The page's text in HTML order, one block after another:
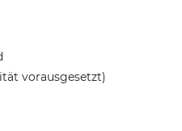
vorausgesetzt)